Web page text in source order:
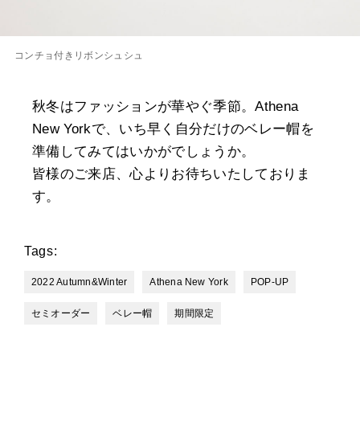
コンチョ付きリボンシュシュ
秋冬はファッションが華やぐ季節。Athena
New Yorkで、いち早く自分だけのベレー帽を
準備してみてはいかがでしょうか。
皆様のご来店、心よりお待ちいたしておりま
す。
Tags:
2022 Autumn&Winter Athena New York POP-UP
セミオーダー ベレー帽 期間限定